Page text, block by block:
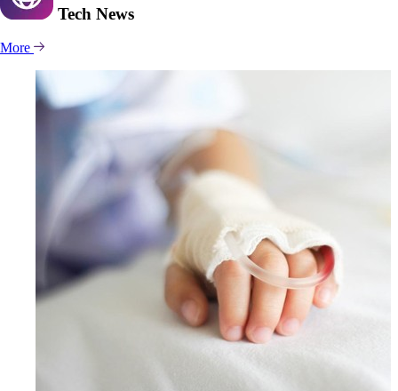
Tech News
More